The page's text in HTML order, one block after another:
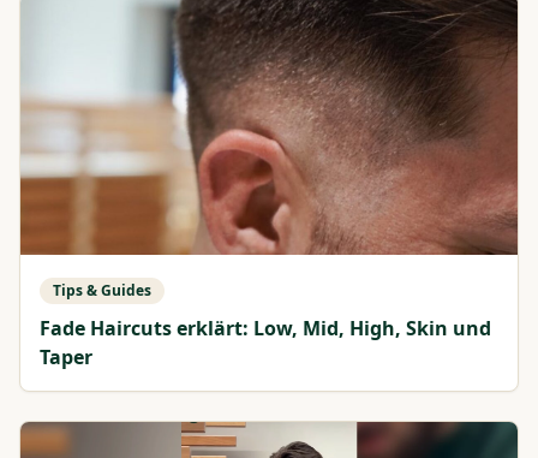
Tips & Guides
Fade Haircuts erklärt: Low, Mid, High, Skin und
Taper